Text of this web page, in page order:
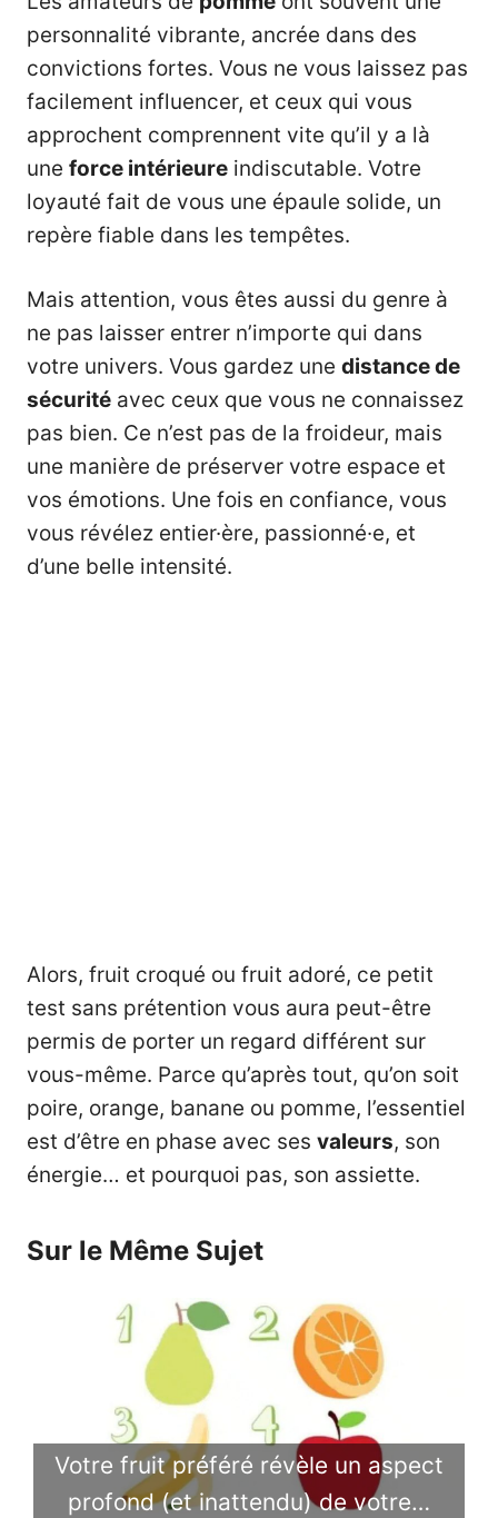
personnalité vibrante, ancrée dans des
convictions fortes. Vous ne vous laissez pas
facilement influencer, et ceux qui vous
approchent comprennent vite qu’il y a là
une force intérieure indiscutable. Votre
loyauté fait de vous une épaule solide, un
repère fiable dans les tempêtes.
Mais attention, vous êtes aussi du genre à
ne pas laisser entrer n’importe qui dans
votre univers. Vous gardez une distance de
sécurité avec ceux que vous ne connaissez
pas bien. Ce n’est pas de la froideur, mais
une manière de préserver votre espace et
vos émotions. Une fois en confiance, vous
vous révélez entier·ère, passionné·e, et
d’une belle intensité.
Alors, fruit croqué ou fruit adoré, ce petit
test sans prétention vous aura peut-être
permis de porter un regard différent sur
vous-même. Parce qu’après tout, qu’on soit
poire, orange, banane ou pomme, l’essentiel
est d’être en phase avec ses valeurs, son
énergie… et pourquoi pas, son assiette.
Sur le Même Sujet
Votre fruit préféré révèle un aspect
profond (et inattendu) de votre…